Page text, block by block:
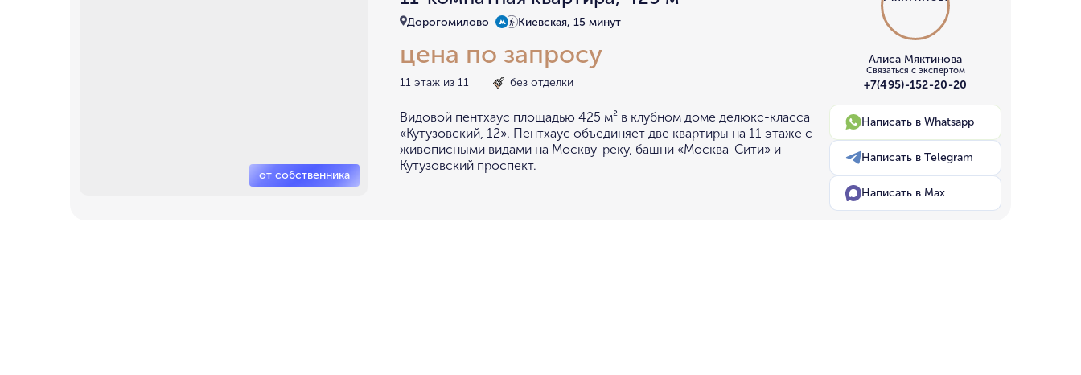
Дорогомилово Киевская, 15 минут
цена по запросу
11 этаж из 11 без отделки
Видовой пентхаус площадью 425 м² в клубном доме делюкс-класса
«Кутузовский, 12». Пентхаус объединяет две квартиры на 11 этаже с
живописными видами на Москву-реку, башни «Москва-Сити» и
Кутузовский проспект.
Алиса Мяктинова
Связаться с экспертом
+7(495)-152-20-20
Написать в Whatsapp
Написать в Telegram
Написать в Max